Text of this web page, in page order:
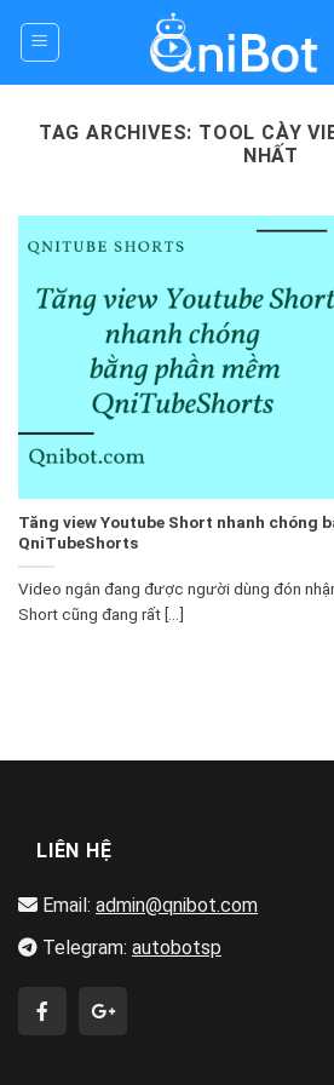
TAG ARCHIVES: TOOL CÀY
NHẤT
Tăng view Youtube Short nhanh chóng
QniTubeShorts
Video ngắn đang được người dùng đón
Short cũng đang rất [...]
LIÊN HỆ
Email: admin@qnibot.com
Telegram: autobotsp